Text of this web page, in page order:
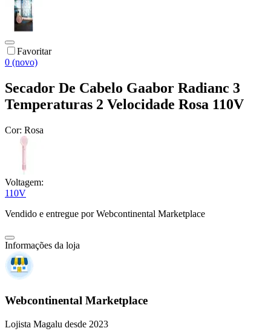
Favoritar
0 (novo)
Secador De Cabelo Gaabor Radianc 3
Temperaturas 2 Velocidade Rosa 110V
Cor: Rosa
Voltagem:
110V
Vendido e entregue por Webcontinental Marketplace
Informações da loja
Webcontinental Marketplace
Lojista Magalu desde 2023